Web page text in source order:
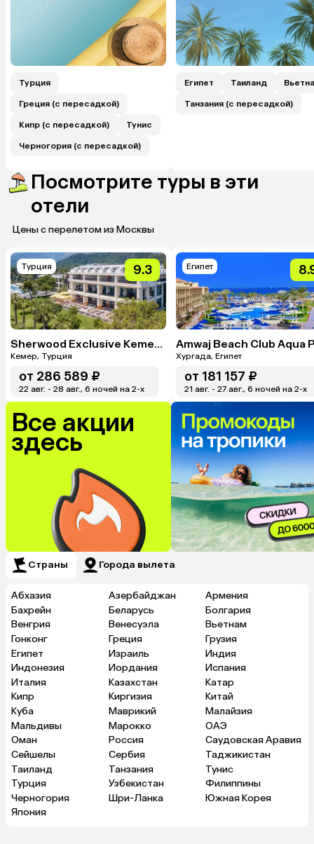
Турция
Греция (с пересадкой)
Кипр (с пересадкой) Тунис
Черногория (с пересадкой)
Египет Таиланд
Танзания (с пересадкой)
Посмотрите туры в эти
отели
Цены с перелетом из Москвы
Турция 9.3
Sherwood Exclusive Kemer (Ex. Sherwood Club Kemer)
Кемер, Турция
от 286 589 ₽
22 авг. - 28 авг., 6 ночей на 2-x
Египет
Хургада, Египет
от 181 157 ₽
21 авг. - 27 авг., 6 ночей на 2-x
Все акции
здесь
Страны Города вылета
Абхазия Азербайджан
Армения
Бахрейн
Беларусь
Болгария
Венгрия
Венесуэла
Вьетнам
Гонконг
Греция
Грузия
Египет
Израиль
Индия
Индонезия
Иордания
Испания
Италия
Казахстан
Катар
Кипр
Киргизия
Китай
Куба
Маврикий
Малайзия
Мальдивы
Марокко
ОАЭ
Оман
Россия
Саудовская Аравия
Сейшелы
Сербия
Таджикистан
Таиланд
Танзания
Тунис
Турция
Узбекистан
Филиппины
Черногория
Шри-Ланка
Южная Корея
Япония